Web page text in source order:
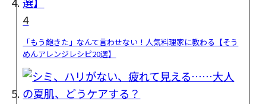
4
「もう飽きた」なんて言わせない！人気料理家に教わる【そう
めんアレンジレシピ20選】